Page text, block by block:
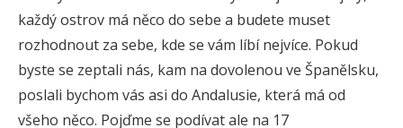
každý ostrov má něco do sebe a budete muset
rozhodnout za sebe, kde se vám líbí nejvíce. Pokud
byste se zeptali nás, kam na dovolenou ve Španělsku,
poslali bychom vás asi do Andalusie, která má od
všeho něco. Pojďme se podívat ale na 17